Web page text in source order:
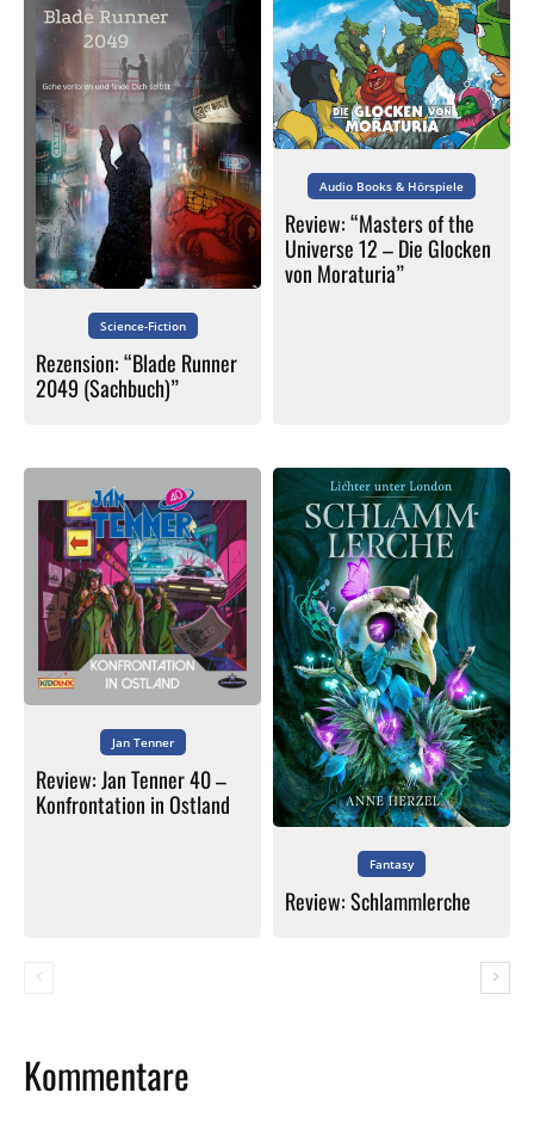
Science-Fiction
Rezension: “Blade Runner
2049 (Sachbuch)”
Audio Books & Hörspiele
Review: “Masters of the
Universe 12 – Die Glocken
von Moraturia”
Jan Tenner
Review: Jan Tenner 40 –
Konfrontation in Ostland
Fantasy
Review: Schlammlerche
Kommentare